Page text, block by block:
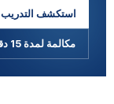
استكشف التدريب
مكالمة لمدة 15 دقيقة